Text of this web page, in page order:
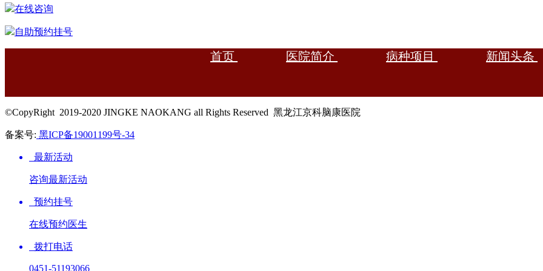
在线咨询
自助预约挂号
首页 医院简介 病种项目 新闻头条
©CopyRight 2019-2020 JINGKE NAOKANG all Rights Reserved 黑龙江京科脑康医院
备案号: 黑ICP备19001199号-34
最新活动
咨询最新活动
预约挂号
在线预约医生
拨打电话
0451-51193066